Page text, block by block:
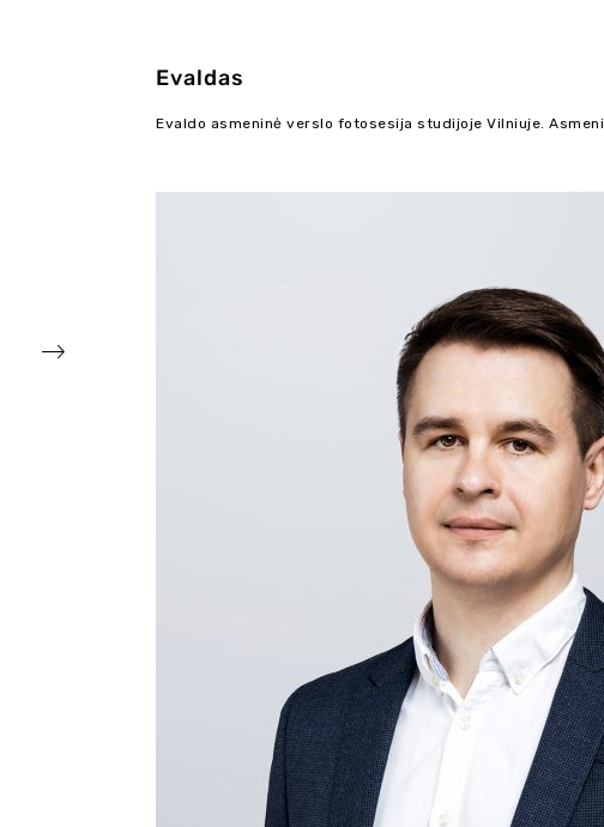
Evaldas
Evaldo asmeninė verslo fotosesija studijoje Vilniuje.